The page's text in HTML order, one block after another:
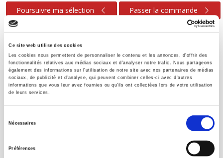
Ce site web utilise des cookies
Les cookies nous permettent de personnaliser le contenu et les annonces, d'offrir des
fonctionnalités relatives aux médias sociaux et d'analyser notre trafic. Nous partageons
également des informations sur l'utilisation de notre site avec nos partenaires de médias
sociaux, de publicité et d'analyse, qui peuvent combiner celles-ci avec d'autres
informations que vous leur avez fournies ou qu'ils ont collectées lors de votre utilisation
de leurs services.
Nécessaires
Préférences
Poursuivre ma sélection Passer la commande
Maison d'édition dédiée aux sciences humaines et sociales, les
Presses de Sciences Po participent depuis leur création en 1976
à la transmission des savoirs et des idées